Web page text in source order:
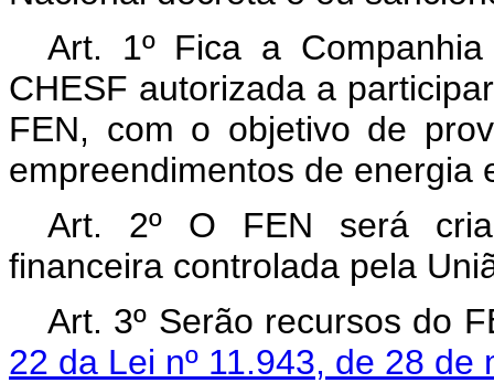
Art. 1º Fica a
CHESF autorizada a
FEN, com o objetivo de
empreendimentos de energia
Art. 2º O FEN será
financeira controlada pela
Art. 3º Serão recursos do
22 da Lei nº 11.943, de 28